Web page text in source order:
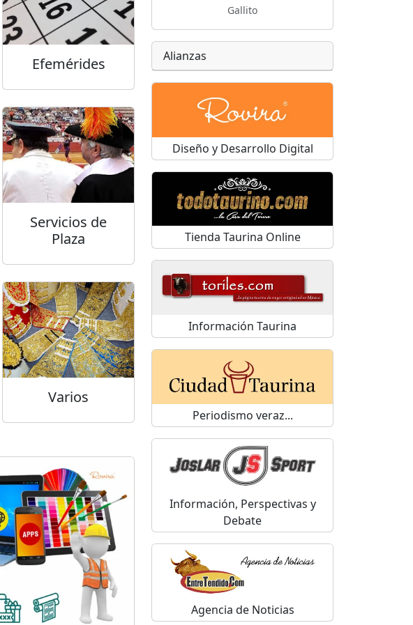
Efemérides
Servicios de
Plaza
Varios
Gallito
Alianzas
Diseño y Desarrollo Digital
Tienda Taurina Online
Información Taurina
Periodismo veraz...
Información, Perspectivas y
Debate
Agencia de Noticias